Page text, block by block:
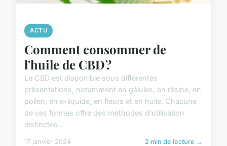
ACTU
Comment consommer de
l'huile de CBD ?
Le CBD est disponible sous différentes
présentations, notamment en gélules, en résine, en
pollen, en e-liquide, en fleurs et en huile. Chacune
de ces formes offre des méthodes d'utilisation
distinctes...
17 janvier 2024 2 min de lecture →